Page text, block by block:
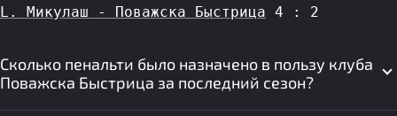
L. Микулаш - Поважска Быстрица 4 : 2
Сколько пенальти было назначено в пользу клуба
Поважска Быстрица за последний сезон?